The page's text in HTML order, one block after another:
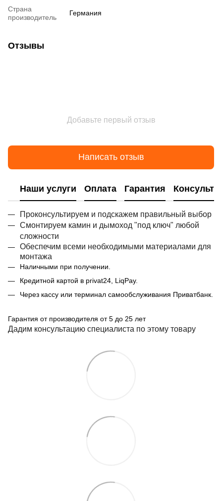
Страна
производитель
Германия
Отзывы
Добавьте первый отзыв
Написать отзыв
Наши услуги Оплата Гарантия
Проконсультируем и подскажем правильный выбор
Смонтируем камин и дымоход "под ключ" любой
сложности
Обеспечим всеми необходимыми материалами для
монтажа
Наличными при получении.
Кредитной картой в privat24, LiqPay.
Через кассу или терминал самообслуживания Приватбанк.
Гарантия от производителя от 5 до 25 лет
Дадим консультацию специалиста по этому товару